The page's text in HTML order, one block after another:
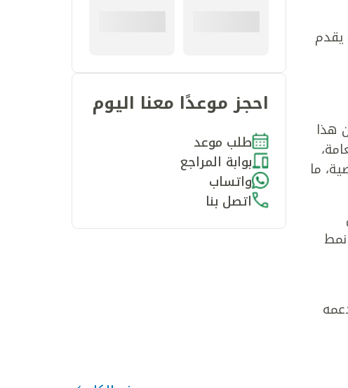
يقدم
هذا
ما
احجز موعدًا معنا اليوم
طلب موعد
بوابة المراجع
واتساب
اتصل بنا